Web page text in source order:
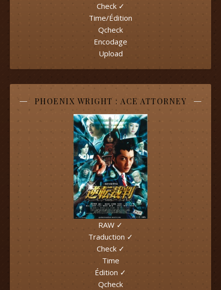
Check ✓
Time/Édition
Qcheck
Encodage
Upload
PHOENIX WRIGHT : ACE ATTORNEY
RAW ✓
Traduction ✓
Check ✓
Time
Édition ✓
Qcheck